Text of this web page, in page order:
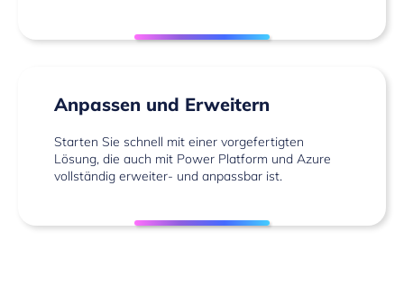
Anpassen und Erweitern
Starten Sie schnell mit einer vorgefertigten
Lösung, die auch mit Power Platform und Azure
vollständig erweiter- und anpassbar ist.